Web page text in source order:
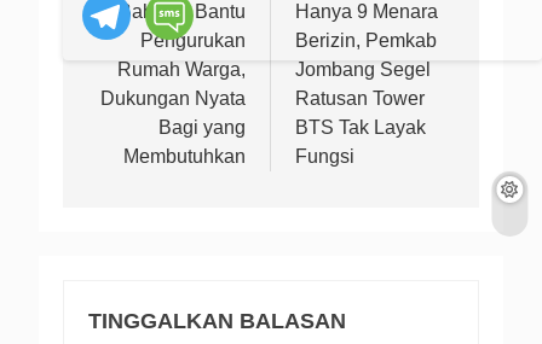
posBabinsa Bantu
Pengurukan
Rumah Warga,
Dukungan Nyata
Bagi yang
Membutuhkan
Hanya 9 Menara
Berizin, Pemkab
Jombang Segel
Ratusan Tower
BTS Tak Layak
Fungsi
TINGGALKAN BALASAN